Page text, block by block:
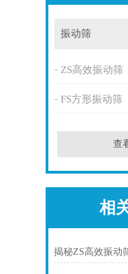
振动筛
ZS高效振动筛
FS方形振动筛
查
相
揭秘ZS高效振动